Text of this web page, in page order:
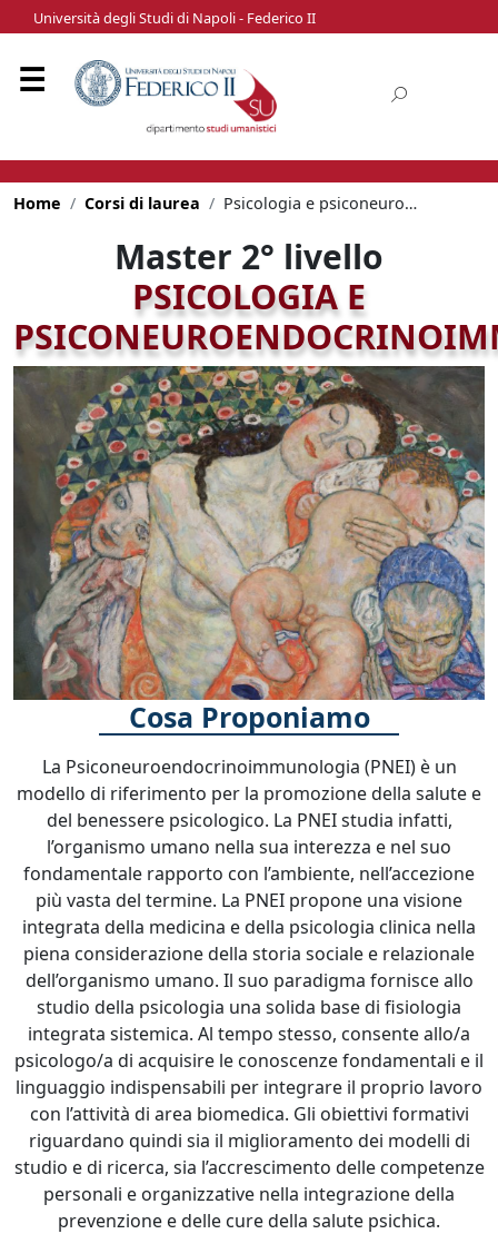
Università degli Studi di Napoli - Federico II
Home Corsi di laurea Psicologia e psiconeuroendocrinoimmunologia
Master 2° livello
PSICOLOGIA E
Cosa Proponiamo
La Psiconeuroendocrinoimmunologia (PNEI) è un
modello di riferimento per la promozione della salute e
del benessere psicologico. La PNEI studia infatti,
l’organismo umano nella sua interezza e nel suo
fondamentale rapporto con l’ambiente, nell’accezione
più vasta del termine. La PNEI propone una visione
integrata della medicina e della psicologia clinica nella
piena considerazione della storia sociale e relazionale
dell’organismo umano. Il suo paradigma fornisce allo
studio della psicologia una solida base di fisiologia
integrata sistemica. Al tempo stesso, consente allo/a
psicologo/a di acquisire le conoscenze fondamentali e il
linguaggio indispensabili per integrare il proprio lavoro
con l’attività di area biomedica. Gli obiettivi formativi
riguardano quindi sia il miglioramento dei modelli di
studio e di ricerca, sia l’accrescimento delle competenze
personali e organizzative nella integrazione della
prevenzione e delle cure della salute psichica.